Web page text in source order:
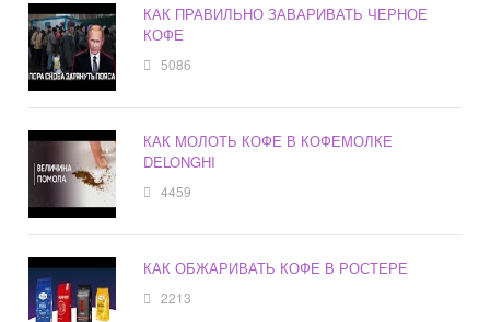
КАК ПРАВИЛЬНО ЗАВАРИВАТЬ ЧЕРНОЕ
КОФЕ
5086
КАК МОЛОТЬ КОФЕ В КОФЕМОЛКЕ
DELONGHI
4459
КАК ОБЖАРИВАТЬ КОФЕ В РОСТЕРЕ
2213